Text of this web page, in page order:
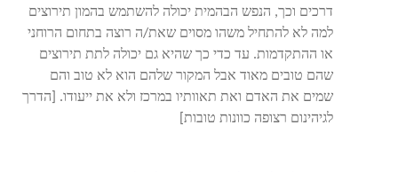
דרכים וכך, הנפש הבהמית יכולה להשתמש בהמון תירוצים
למה לא להתחיל משהו מסוים שאת/ה רוצה בתחום הרוחני
או ההתקדמות. עד כדי כך שהיא גם יכולה לתת תירוצים
שהם טובים מאוד אבל המקור שלהם הוא לא טוב והם
שמים את האדם ואת תאוותיו במרכז ולא את ייעודו. [הדרך
לגיהינום רצופה כוונות טובות]